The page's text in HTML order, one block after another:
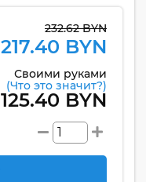
232.62 BYN
217.40 BYN
Своими руками
(Что это значит?)
125.40 BYN